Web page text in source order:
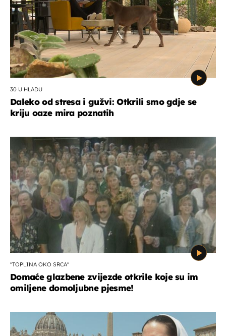
30 U HLADU
Daleko od stresa i gužvi: Otkrili smo gdje se
kriju oaze mira poznatih
"TOPLINA OKO SRCA"
Domaće glazbene zvijezde otkrile koje su im
omiljene domoljubne pjesme!